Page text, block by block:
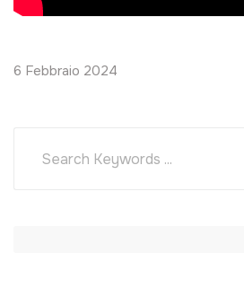
6 Febbraio 2024